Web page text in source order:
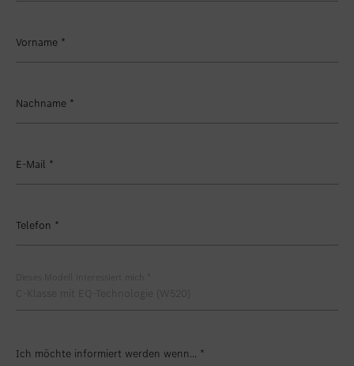
Vorname *
Nachname *
E-Mail *
Telefon *
Ich möchte informiert werden wenn... *